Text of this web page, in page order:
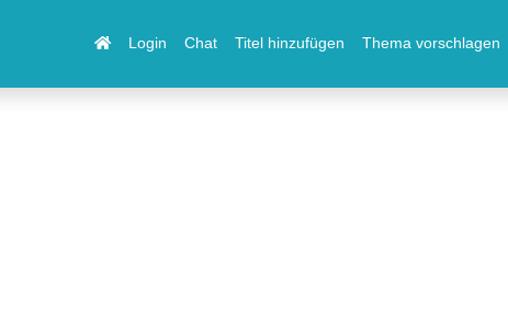
Login Chat Titel hinzufügen Thema vorschlagen